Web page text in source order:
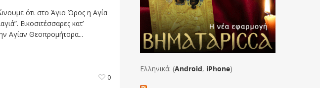
ότι στο Άγιο Όρος η Αγία
Εικοσιτέσσαρες κατ’
Αγίαν Θεοπρομήτορα...
0
Ελληνικά: (Android, iPhone)